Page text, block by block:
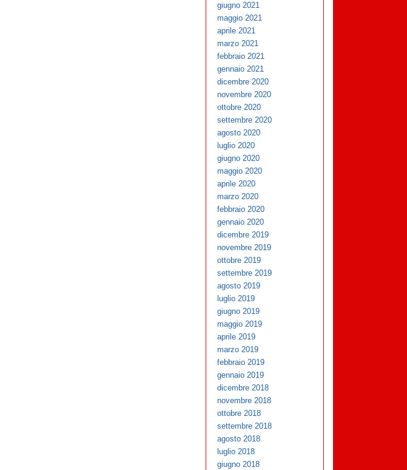
giugno 2021
maggio 2021
aprile 2021
marzo 2021
febbraio 2021
gennaio 2021
dicembre 2020
novembre 2020
ottobre 2020
settembre 2020
agosto 2020
luglio 2020
giugno 2020
maggio 2020
aprile 2020
marzo 2020
febbraio 2020
gennaio 2020
dicembre 2019
novembre 2019
ottobre 2019
settembre 2019
agosto 2019
luglio 2019
giugno 2019
maggio 2019
aprile 2019
marzo 2019
febbraio 2019
gennaio 2019
dicembre 2018
novembre 2018
ottobre 2018
settembre 2018
agosto 2018
luglio 2018
giugno 2018